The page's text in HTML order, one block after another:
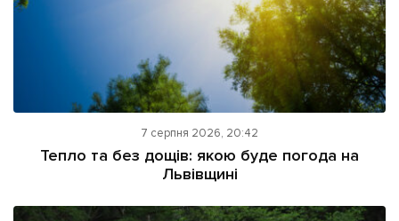
7 серпня 2026, 20:42
Тепло та без дощів: якою буде погода на
Львівщині